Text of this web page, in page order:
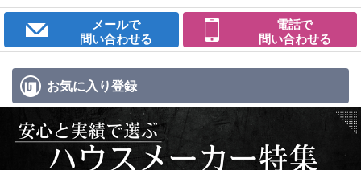
メールで
問い合わせる
電話で
問い合わせる
お気に入り登録